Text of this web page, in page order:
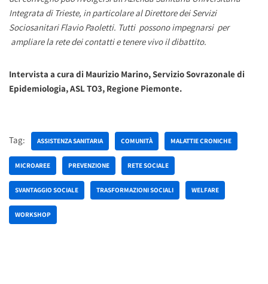
Integrata di Trieste, in particolare al Direttore dei Servizi
Sociosanitari Flavio Paoletti. Tutti possono impegnarsi per
ampliare la rete dei contatti e tenere vivo il dibattito.
Intervista a cura di Maurizio Marino, Servizio Sovrazonale di
Epidemiologia, ASL TO3, Regione Piemonte.
Tag: ASSISTENZA SANITARIA COMUNITÀ MALATTIE CRONICHE
MICROAREE PREVENZIONE RETE SOCIALE
SVANTAGGIO SOCIALE TRASFORMAZIONI SOCIALI WELFARE
WORKSHOP